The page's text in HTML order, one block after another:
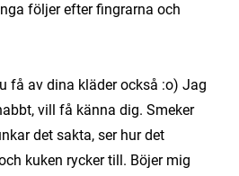
följer efter fingrarna och
få av dina kläder också :o) Jag
vill få känna dig. Smeker
det sakta, ser hur det
kuken rycker till. Böjer mig